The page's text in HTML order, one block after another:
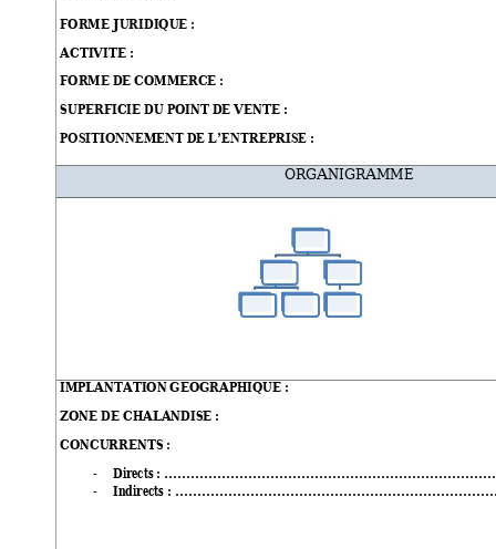
FORME JURIDIQUE :
ACTIVITE :
FORME DE COMMERCE :
SUPERFICIE DU POINT DE VENTE :
POSITIONNEMENT DE L’ENTREPRISE :
ORGANIGRAMME
IMPLANTATION GEOGRAPHIQUE :
ZONE DE CHALANDISE :
CONCURRENTS :
- Directs :
- Indirects :